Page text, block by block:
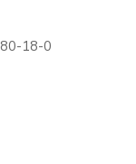
18-0